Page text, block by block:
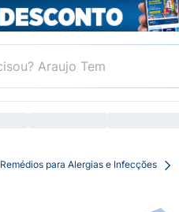
Remédios para Alergias e Infecções